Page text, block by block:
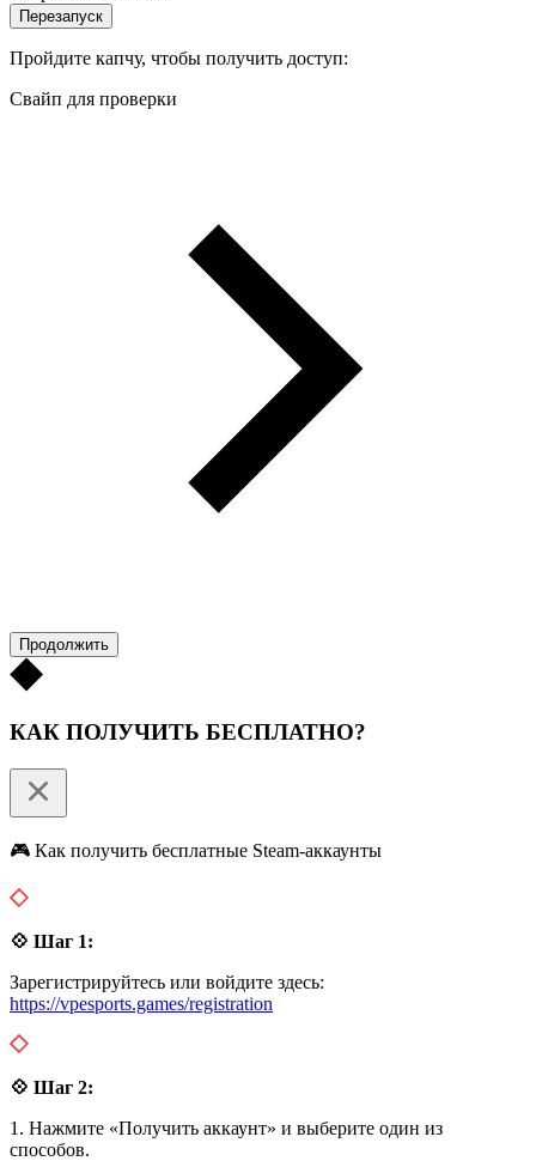
Перезапуск
Пройдите капчу, чтобы получить доступ:
Свайп для проверки
Продолжить
КАК ПОЛУЧИТЬ БЕСПЛАТНО?
🎮 Как получить бесплатные Steam-аккаунты
💠 Шаг 1:
Зарегистрируйтесь или войдите здесь:
https://vpesports.games/registration
💠 Шаг 2:
1. Нажмите «Получить аккаунт» и выберите один из
способов.